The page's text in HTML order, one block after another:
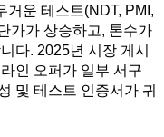
거운 테스트(NDT, PMI,
가가 상승하고, 톤수가
다. 2025년 시장 게시
인 오퍼가 일부 서구
및 테스트 인증서가 귀